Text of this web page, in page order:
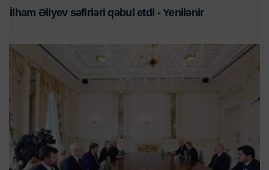
İlham Əliyev səfirləri qəbul etdi - Yenilənir